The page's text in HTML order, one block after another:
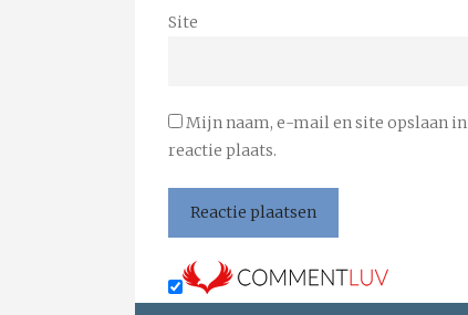
Site
Mijn naam, e-mail en site opslaan
reactie plaats.